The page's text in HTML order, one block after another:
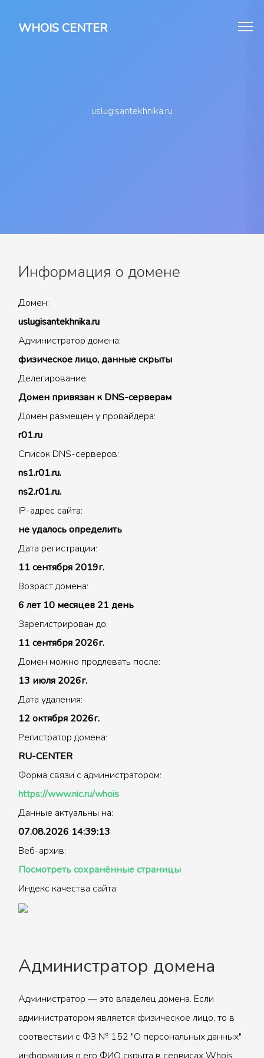
WHOIS CENTER
uslugisantekhnika.ru
Информация о домене
Домен:
uslugisantekhnika.ru
Администратор домена:
физическое лицо, данные скрыты
Делегирование:
Домен привязан к DNS-серверам
Домен размещен у провайдера:
r01.ru
Список DNS-серверов:
ns1.r01.ru.
ns2.r01.ru.
IP-адрес сайта:
не удалось определить
Дата регистрации:
11 сентября 2019г.
Возраст домена:
6 лет 10 месяцев 21 день
Зарегистрирован до:
11 сентября 2026г.
Домен можно продлевать после:
13 июля 2026г.
Дата удаления:
12 октября 2026г.
Регистратор домена:
RU-CENTER
Форма связи с администратором:
https://www.nic.ru/whois
Данные актуальны на:
07.08.2026 14:39:13
Веб-архив:
Посмотреть сохранённые страницы
Индекс качества сайта:
Администратор домена
Администратор — это владелец домена. Если
администратором является физическое лицо, то в
соотвествии с ФЗ № 152 "О персональных данных"